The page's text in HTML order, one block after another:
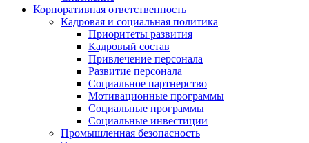
Корпоративная ответственность
Кадровая и социальная политика
Приоритеты развития
Кадровый состав
Привлечение персонала
Развитие персонала
Социальное партнерство
Мотивационные программы
Социальные программы
Социальные инвестиции
Промышленная безопасность